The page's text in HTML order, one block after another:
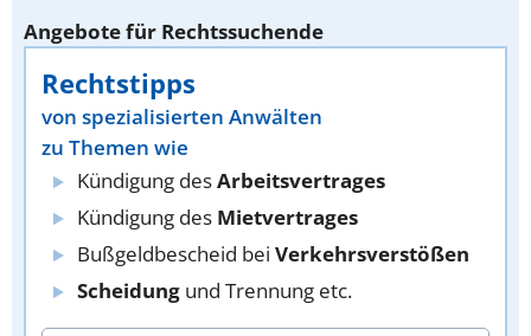
Angebote für Rechtssuchende
Rechtstipps
von spezialisierten Anwälten
zu Themen wie
Kündigung desArbeitsvertrages
Kündigung des Mietvertrages
Bußgeldbescheid bei Verkehrsverstößen
Scheidung und Trennung etc.